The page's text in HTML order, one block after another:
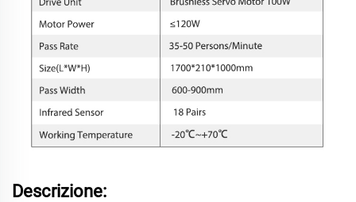
Descrizione: